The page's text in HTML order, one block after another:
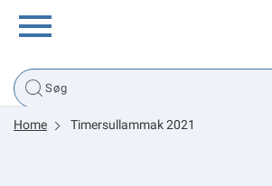
Borger
Home Timersullammak 2021